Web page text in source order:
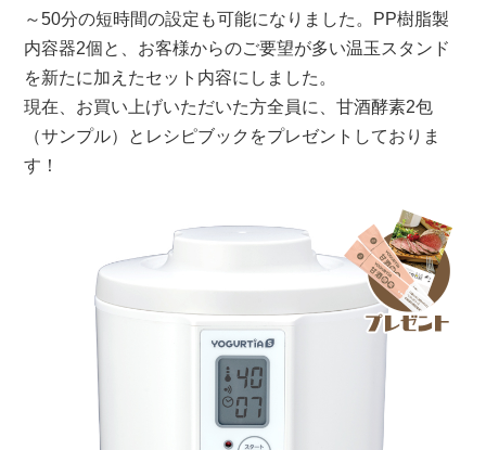
～50分の短時間の設定も可能になりました。PP樹脂製
内容器2個と、お客様からのご要望が多い温玉スタンド
を新たに加えたセット内容にしました。
現在、お買い上げいただいた方全員に、甘酒酵素2包
（サンプル）とレシピブックをプレゼントしておりま
す！